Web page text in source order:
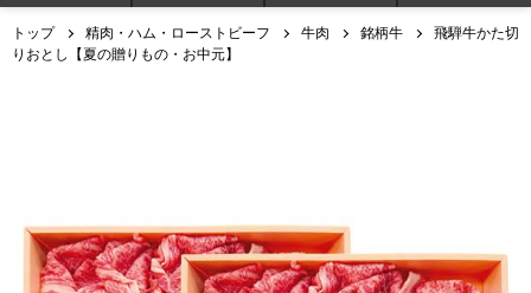
トップ 精肉・ハム・ローストビーフ 牛肉 銘柄牛
飛騨牛かた切
りおとし【夏の贈りもの・お中元】